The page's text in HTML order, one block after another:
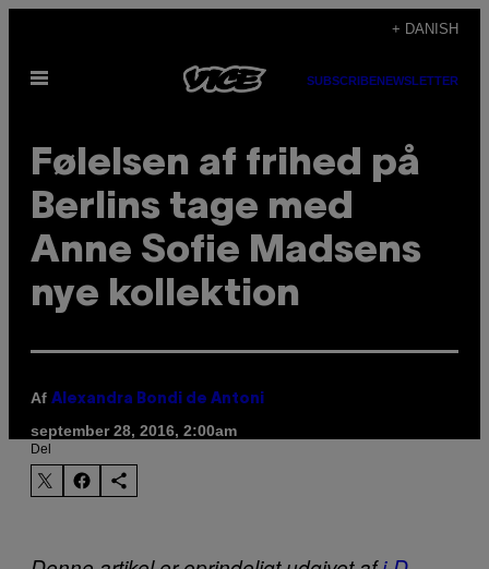
indhold
+ DANISH
Åbn
SUBSCRIBENEWSLETTER
Følelsen af frihed på
Berlins tage med
Anne Sofie Madsens
nye kollektion
Af Alexandra Bondi de Antoni
september 28, 2016, 2:00am
Del